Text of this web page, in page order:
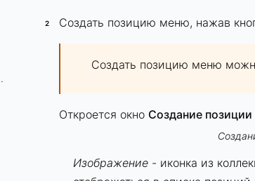
Создать позицию меню, нажав
Создать позицию меню
Откроется окно Создание
Изображение - иконка из